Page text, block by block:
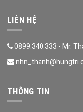
LIÊN HỆ
0899.340.333 - Mr.
THÔNG TIN